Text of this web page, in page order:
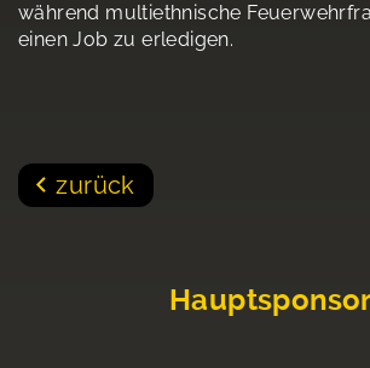
während multiethnische
einen Job zu erledigen.
zurück
Hauptsponsor